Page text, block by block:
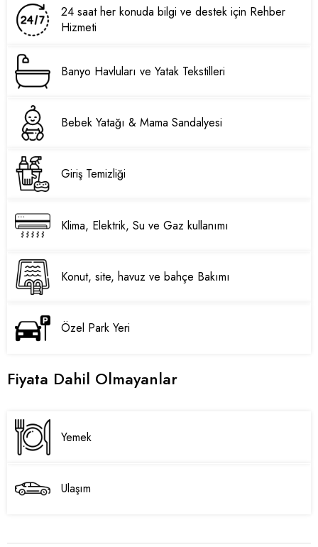
24 saat her konuda bilgi ve destek için Rehber
Hizmeti
Banyo Havluları ve Yatak Tekstilleri
Bebek Yatağı & Mama Sandalyesi
Giriş Temizliği
Klima, Elektrik, Su ve Gaz kullanımı
Konut, site, havuz ve bahçe Bakımı
Özel Park Yeri
Fiyata Dahil Olmayanlar
Yemek
Ulaşım